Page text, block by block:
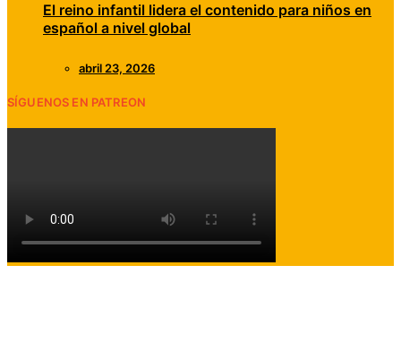
El reino infantil lidera el contenido para niños en
español a nivel global
abril 23, 2026
SÍGUENOS EN PATREON